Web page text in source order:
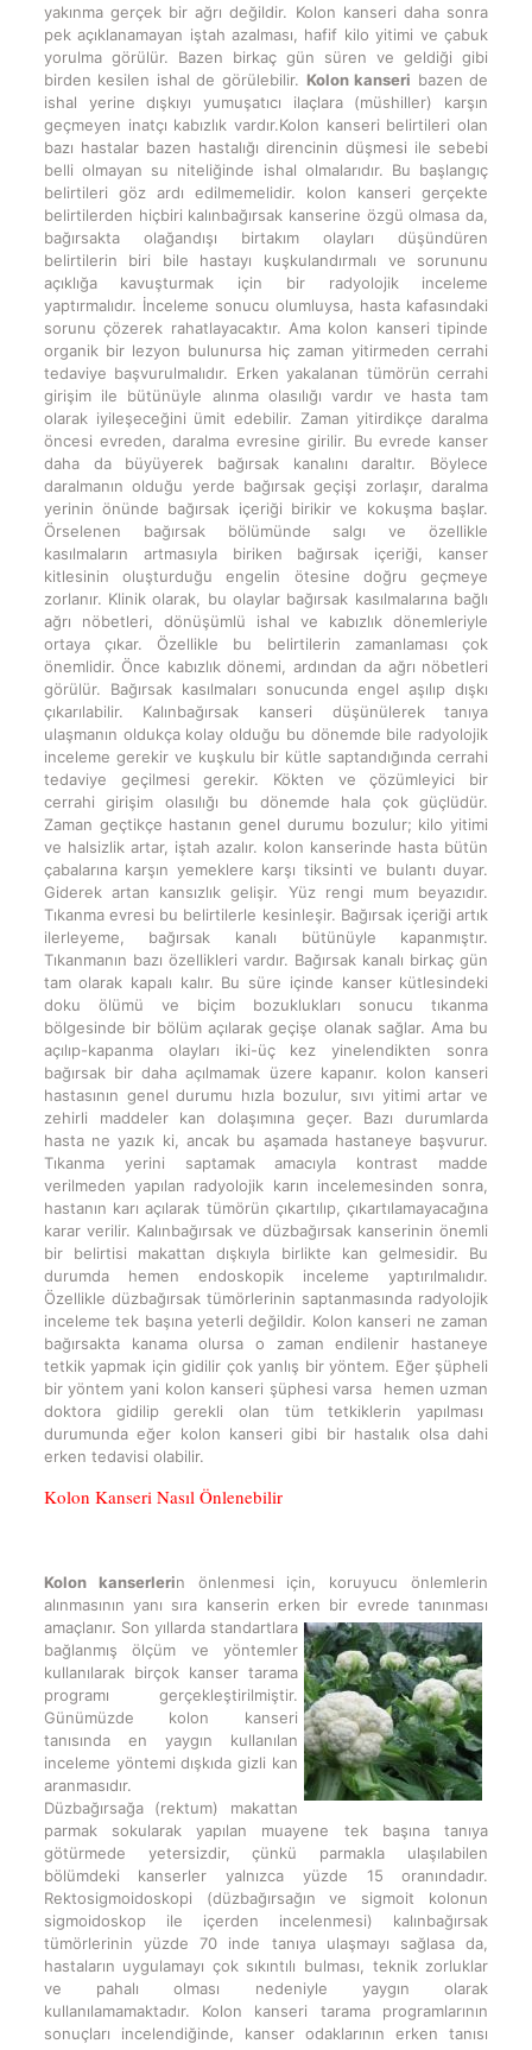
yakınma gerçek bir ağrı değildir. Kolon kanseri daha sonra
pek açıklanamayan iştah azalması, hafif kilo yitimi ve çabuk
yorulma görülür. Bazen birkaç gün süren ve geldiği gibi
birden kesilen ishal de görülebilir. Kolon kanseri bazen de
ishal yerine dışkıyı yumuşatıcı ilaçlara (müshiller) karşın
geçmeyen inatçı kabızlık vardır.Kolon kanseri belirtileri olan
bazı hastalar bazen hastalığı direncinin düşmesi ile sebebi
belli olmayan su niteliğinde ishal olmalarıdır. Bu başlangıç
belirtileri göz ardı edilmemelidir. kolon kanseri gerçekte
belirtilerden hiçbiri kalınbağırsak kanserine özgü olmasa da,
bağırsakta olağandışı birtakım olayları düşündüren
belirtilerin biri bile hastayı kuşkulandırmalı ve sorununu
açıklığa kavuşturmak için bir radyolojik inceleme
yaptırmalıdır. İnceleme sonucu olumluysa, hasta kafasındaki
sorunu çözerek rahatlayacaktır. Ama kolon kanseri tipinde
organik bir lezyon bulunursa hiç zaman yitirmeden cerrahi
tedaviye başvurulmalıdır. Erken yakalanan tümörün cerrahi
girişim ile bütünüyle alınma olasılığı vardır ve hasta tam
olarak iyileşeceğini ümit edebilir. Zaman yitirdikçe daralma
öncesi evreden, daralma evresine girilir. Bu evrede kanser
daha da büyüyerek bağırsak kanalını daraltır. Böylece
daralmanın olduğu yerde bağırsak geçişi zorlaşır, daralma
yerinin önünde bağırsak içeriği birikir ve kokuşma başlar.
Örselenen bağırsak bölümünde salgı ve özellikle
kasılmaların artmasıyla biriken bağırsak içeriği, kanser
kitlesinin oluşturduğu engelin ötesine doğru geçmeye
zorlanır. Klinik olarak, bu olaylar bağırsak kasılmalarına bağlı
ağrı nöbetleri, dönüşümlü ishal ve kabızlık dönemleriyle
ortaya çıkar. Özellikle bu belirtilerin zamanlaması çok
önemlidir. Önce kabızlık dönemi, ardından da ağrı nöbetleri
görülür. Bağırsak kasılmaları sonucunda engel aşılıp dışkı
çıkarılabilir. Kalınbağırsak kanseri düşünülerek tanıya
ulaşmanın oldukça kolay olduğu bu dönemde bile radyolojik
inceleme gerekir ve kuşkulu bir kütle saptandığında cerrahi
tedaviye geçilmesi gerekir. Kökten ve çözümleyici bir
cerrahi girişim olasılığı bu dönemde hala çok güçlüdür.
Zaman geçtikçe hastanın genel durumu bozulur; kilo yitimi
ve halsizlik artar, iştah azalır. kolon kanserinde hasta bütün
çabalarına karşın yemeklere karşı tiksinti ve bulantı duyar.
Giderek artan kansızlık gelişir. Yüz rengi mum beyazıdır.
Tıkanma evresi bu belirtilerle kesinleşir. Bağırsak içeriği artık
ilerleyeme, bağırsak kanalı bütünüyle kapanmıştır.
Tıkanmanın bazı özellikleri vardır. Bağırsak kanalı birkaç gün
tam olarak kapalı kalır. Bu süre içinde kanser kütlesindeki
doku ölümü ve biçim bozuklukları sonucu tıkanma
bölgesinde bir bölüm açılarak geçişe olanak sağlar. Ama bu
açılıp-kapanma olayları iki-üç kez yinelendikten sonra
bağırsak bir daha açılmamak üzere kapanır. kolon kanseri
hastasının genel durumu hızla bozulur, sıvı yitimi artar ve
zehirli maddeler kan dolaşımına geçer. Bazı durumlarda
hasta ne yazık ki, ancak bu aşamada hastaneye başvurur.
Tıkanma yerini saptamak amacıyla kontrast madde
verilmeden yapılan radyolojik karın incelemesinden sonra,
hastanın karı açılarak tümörün çıkartılıp, çıkartılamayacağına
karar verilir. Kalınbağırsak ve düzbağırsak kanserinin önemli
bir belirtisi makattan dışkıyla birlikte kan gelmesidir. Bu
durumda hemen endoskopik inceleme yaptırılmalıdır.
Özellikle düzbağırsak tümörlerinin saptanmasında radyolojik
inceleme tek başına yeterli değildir. Kolon kanseri ne zaman
bağırsakta kanama olursa o zaman endilenir hastaneye
tetkik yapmak için gidilir çok yanlış bir yöntem. Eğer şüpheli
bir yöntem yani kolon kanseri şüphesi varsa hemen uzman
doktora gidilip gerekli olan tüm tetkiklerin yapılması
durumunda eğer kolon kanseri gibi bir hastalık olsa dahi
erken tedavisi olabilir.
Kolon Kanseri Nasıl Önlenebilir
Kolon kanserlerin önlenmesi için, koruyucu önlemlerin
alınmasının yanı sıra kanserin erken bir evrede tanınması
amaçlanır. Son yıllarda standartlara
bağlanmış ölçüm ve yöntemler
kullanılarak birçok kanser tarama
programı gerçekleştirilmiştir.
Günümüzde kolon kanseri
tanısında en yaygın kullanılan
inceleme yöntemi dışkıda gizli kan
aranmasıdır.
Düzbağırsağa (rektum) makattan
parmak sokularak yapılan muayene tek başına tanıya
götürmede yetersizdir, çünkü parmakla ulaşılabilen
bölümdeki kanserler yalnızca yüzde 15 oranındadır.
Rektosigmoidoskopi (düzbağırsağın ve sigmoit kolonun
sigmoidoskop ile içerden incelenmesi) kalınbağırsak
tümörlerinin yüzde 70 inde tanıya ulaşmayı sağlasa da,
hastaların uygulamayı çok sıkıntılı bulması, teknik zorluklar
ve pahalı olması nedeniyle yaygın olarak
kullanılamamaktadır. Kolon kanseri tarama programlarının
sonuçları incelendiğinde, kanser odaklarının erken tanısı